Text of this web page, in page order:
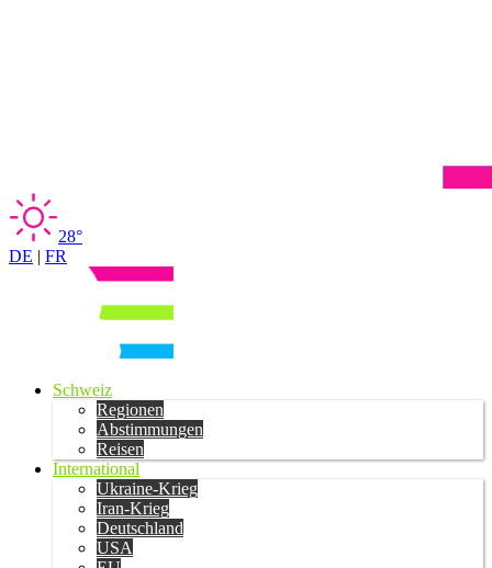
28°
DE | FR
Schweiz
Regionen
Abstimmungen
Reisen
International
Ukraine-Krieg
Iran-Krieg
Deutschland
USA